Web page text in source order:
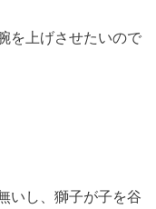
を上げさせたいので
いし、獅子が子を谷